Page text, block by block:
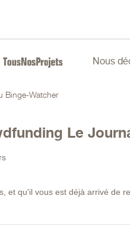
Nous
Binge-Watcher
Le
et qu'il vous est déjà arrivé de